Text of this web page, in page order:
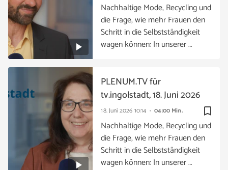
Nachhaltige Mode, Recycling und
die Frage, wie mehr Frauen den
Schritt in die Selbstständigkeit
wagen können: In unserer …
bookmark_border
18. Juni 2026 10:14 04:00 Min.
PLENUM.TV für
tv.ingolstadt, 18. Juni 2026
Nachhaltige Mode, Recycling und
die Frage, wie mehr Frauen den
Schritt in die Selbstständigkeit
wagen können: In unserer …